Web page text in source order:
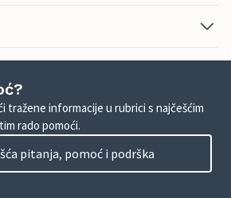
tražene informacije u rubrici s najčešćim
rado pomoći.
pitanja, pomoć i podrška